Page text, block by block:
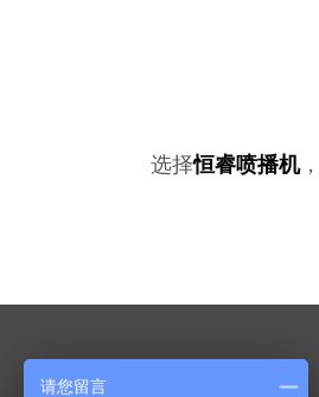
选择恒睿喷播机
请您留言